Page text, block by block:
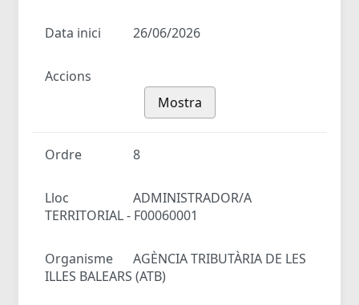
Data inici 26/06/2026
Accions
Mostra
Ordre 8
Lloc
ADMINISTRADOR/A
TERRITORIAL - F00060001
Organisme
AGÈNCIA TRIBUTÀRIA DE LES
ILLES BALEARS (ATB)